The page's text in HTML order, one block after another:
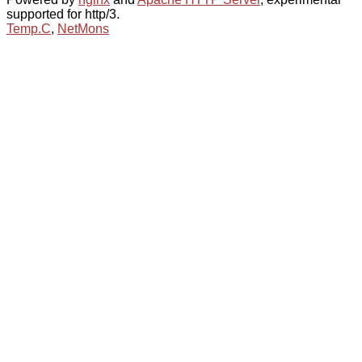
supported for http/3.
Temp.C, NetMons